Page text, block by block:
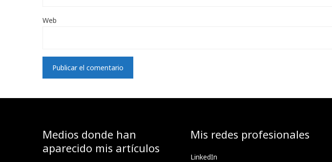
Web
Medios donde han
aparecido mis artículos
Mis redes profesionales
LinkedIn